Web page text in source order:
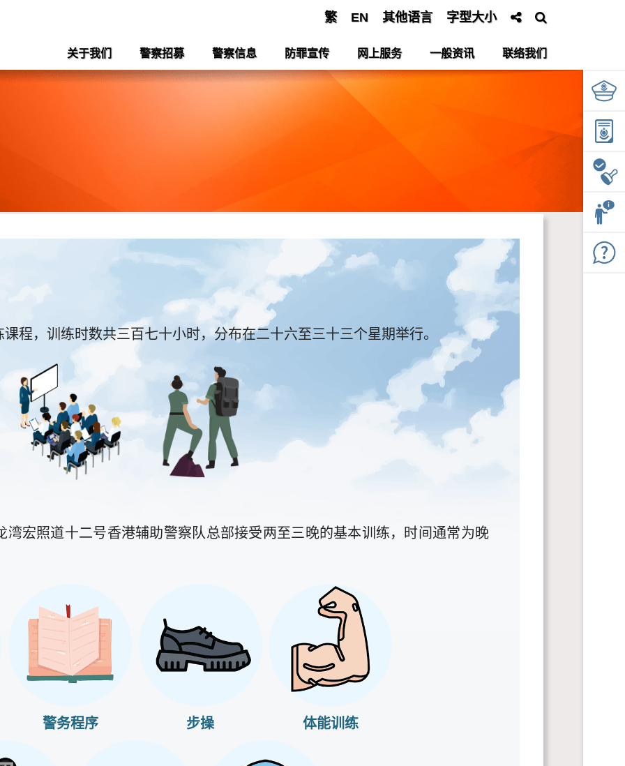
关于我们 警察招募 警察信息 防罪宣传 网上服务 一般资讯 联络我们
繁 EN 其他语言 字型大小
程，训练时数共三百七十小时，分布在二十六至三十三个星期举行。
宏照道十二号香港辅助警察队总部接受两至三晚的基本训练，时间通常为晚
警务程序 步操 体能训练